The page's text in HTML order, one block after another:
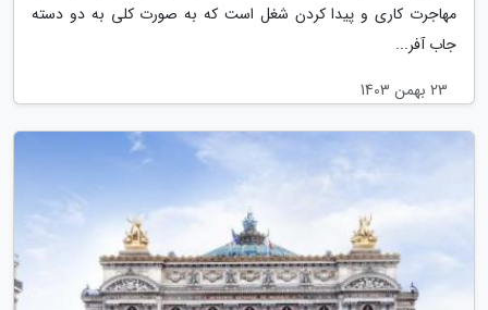
مهاجرت کاری و پیدا کردن شغل است که به صورت کلی به دو دسته
جاب آفر...
23 بهمن 1403